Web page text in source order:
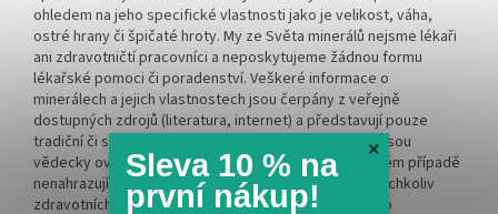
ohledem na jeho specifické vlastnosti jako je velikost, váha,
ostré hrany či špičaté hroty. My ze Světa minerálů nejsme lékaři
ani zdravotničtí pracovníci a neposkytujeme žádnou formu
lékařské pomoci či poradenství. Veškeré informace o
minerálech a jejich vlastnostech jsou čerpány z veřejně
dostupných zdrojů (literatura, internet) a představují pouze
tradiční či spirituální přesvědčení. Tyto informace nejsou
vědecky ověřeny, nemají léčebný charakter a v žádném případě
nenahrazují odbornou lékařskou péči či léčbu. Při jakýchkoliv
zdravotních obtížích vždy kontaktujte kvalifikovaného
×
Sleva 10 % na
první nákup!